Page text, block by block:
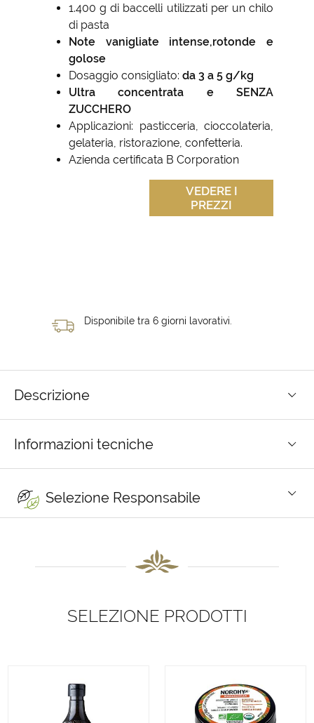
1.400 g di baccelli utilizzati per un chilo
di pasta
Note vanigliate intense,rotonde e
golose
Dosaggio consigliato: da 3 a 5 g/kg
Ultra concentrata e SENZA
ZUCCHERO
Applicazioni: pasticceria, cioccolateria,
gelateria, ristorazione, confetteria.
Azienda certificata B Corporation
VEDERE I
PREZZI
Disponibile tra 6 giorni lavorativi.
Descrizione
Informazioni tecniche
Selezione Responsabile
SELEZIONE PRODOTTI